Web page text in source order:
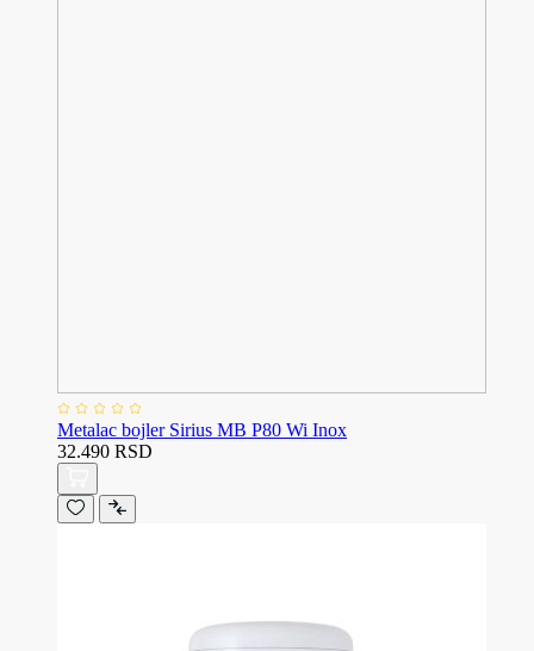
Metalac bojler Sirius MB P80 Wi Inox
32.490 RSD